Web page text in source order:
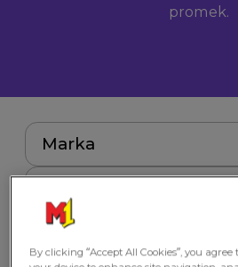
promek.
Marka
By clicking “Accept All Cookies”, you